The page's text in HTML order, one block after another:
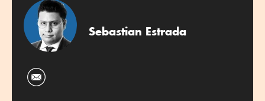
Sebastian Estrada